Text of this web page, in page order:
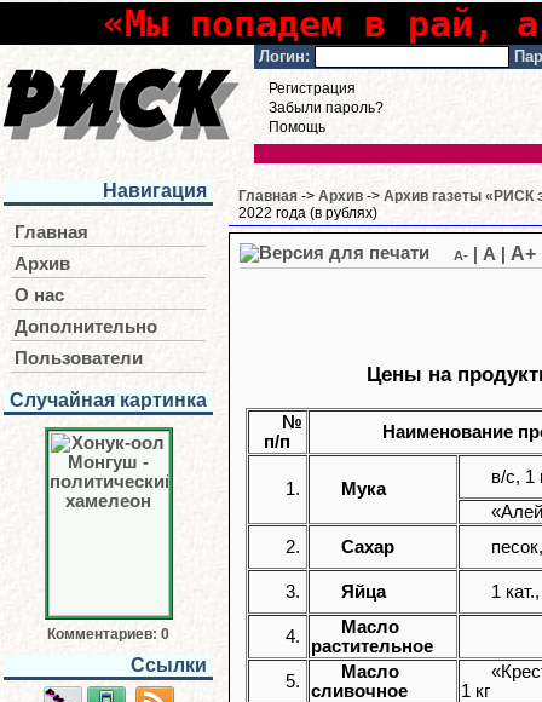
«Мы попадем в рай,
Логин:
Регистрация
Забыли пароль?
Помощь
Навигация
Главная
Архив
О нас
Дополнительно
Пользователи
Случайная картинка
Комментариев: 0
Ссылки
Главная -> Архив -> Архив газеты «РИСК
2022 года (в рублях)
A- A A+
Цены на
№
п/п
Наименование
1. Мука
в/с, 1
2.
Сахар
3. Яйца 1
4.
Масло
растительное
5.
Масло
сливочное
1 кг